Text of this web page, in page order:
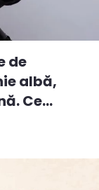
de
albă,
Ce